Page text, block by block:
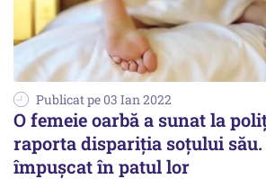
Publicat pe 03 Ian 2022
O femeie oarbă a sunat la
raporta dispariția soțului
împușcat în patul lor